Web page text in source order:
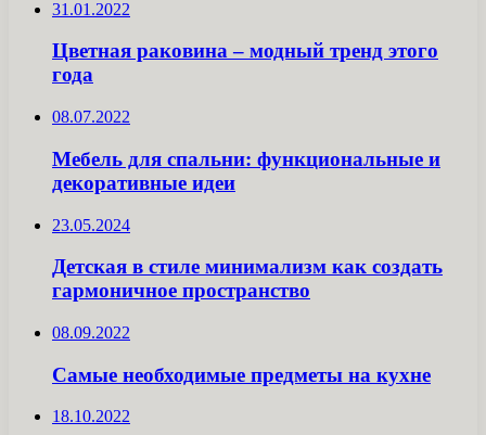
31.01.2022
Цветная раковина – модный тренд этого
года
08.07.2022
Мебель для спальни: функциональные и
декоративные идеи
23.05.2024
Детская в стиле минимализм как создать
гармоничное пространство
08.09.2022
Самые необходимые предметы на кухне
18.10.2022